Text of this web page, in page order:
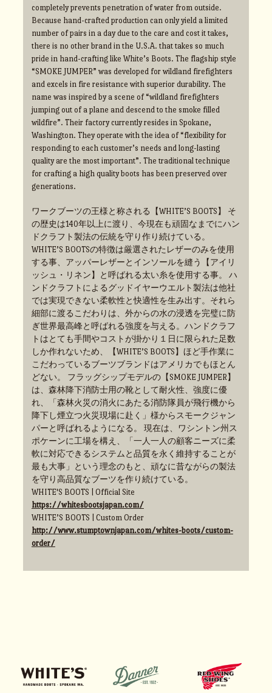
completely prevents penetration of water from outside.
Because hand-crafted production can only yield a limited
number of pairs in a day due to the care and cost it takes,
there is no other brand in the U.S.A. that takes so much
pride in hand-crafting like White’s Boots. The flagship style
“SMOKE JUMPER” was developed for wildland firefighters
and excels in fire resistance with superior durability. The
name was inspired by a scene of “wildland firefighters
jumping out of a plane and descend to the smoke filled
wildfire”. Their factory currently resides in Spokane,
Washington. They operate with the idea of “flexibility for
responding to each customer’s needs and long-lasting
quality are the most important”. The traditional technique
for crafting a high quality boots has been preserved over
generations.
ワークブーツの王様と称される【WHITE’S BOOTS】 そ
の歴史は140年以上に渡り、今現在も頑固なまでにハン
ドクラフト製法の伝統を守り作り続けている。
WHITE’S BOOTSの特徴は厳選されたレザーのみを使用
する事、アッパーレザーとインソールを縫う【アイリ
ッシュ・リネン】と呼ばれる太い糸を使用する事。 ハ
ンドクラフトによるグッドイヤーウエルト製法は他社
では実現できない柔軟性と快適性を生み出す。それら
細部に渡るこだわりは、外からの水の浸透を完璧に防
ぎ世界最高峰と呼ばれる強度を与える。ハンドクラフ
トはとても手間やコストが掛かり１日に限られた足数
しか作れないため、【WHITE’S BOOTS】ほど手作業に
こだわっているブーツブランドはアメリカでもほとん
どない。 フラッグシップモデルの【SMOKE JUMPER】
は、森林降下消防士用の靴として耐火性、強度に優
れ、「森林火災の消火にあたる消防隊員が飛行機から
降下し煙立つ火災現場に赴く」様からスモークジャン
パーと呼ばれるようになる。 現在は、ワシントン州ス
ポケーンに工場を構え、「一人一人の顧客ニーズに柔
軟に対応できるシステムと品質を永く維持することが
最も大事」という理念のもと、頑なに昔ながらの製法
を守り高品質なブーツを作り続けている。
WHITE'S BOOTS | Official Site
https://whitesbootsjapan.com/
WHITE’S BOOTS | Custom Order
http://www.stumptownjapan.com/whites-boots/custom-
order/